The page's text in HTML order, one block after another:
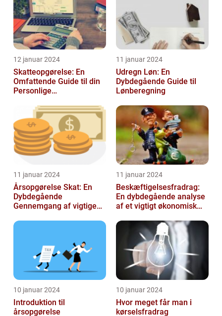
12 januar 2024
Skatteopgørelse: En
Omfattende Guide til din
Personlige
11 januar 2024
Udregn Løn: En
Dybdegående Guide til
Lønberegning
11 januar 2024
Årsopgørelse Skat: En
Dybdegående
Gennemgang af vigtige
finansfolk
11 januar 2024
Beskæftigelsesfradrag:
En dybdegående analyse
af et vigtigt økonomisk
finansf...
10 januar 2024
Introduktion til
årsopgørelse
10 januar 2024
Hvor meget får man i
kørselsfradrag